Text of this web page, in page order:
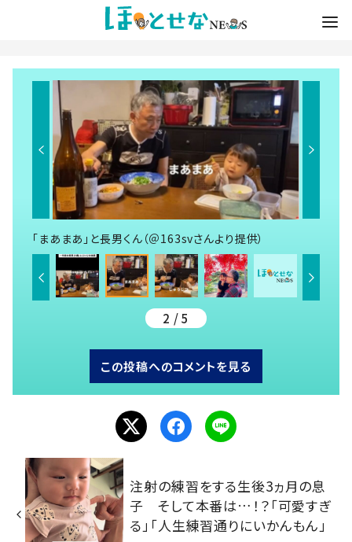
「まあまあ」と長男くん（＠163svさんより提供）
2 / 5
この投稿へのコメントを見る
注射の練習をする生後3ヵ月の息
子 そして本番は…！？「可愛すぎ
る」「人生練習通りにいかんもん」